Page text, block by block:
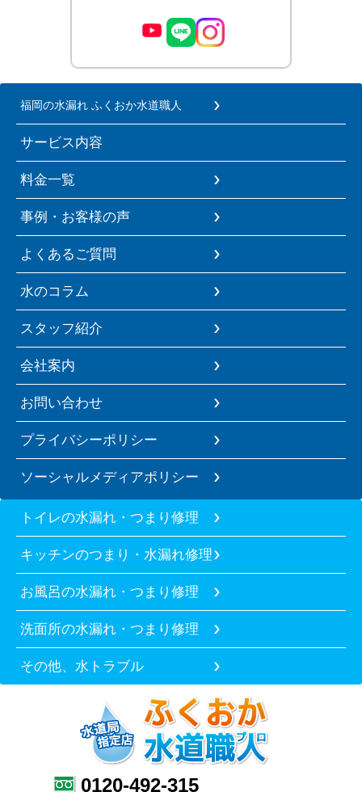
福岡の水漏れ ふくおか水道職人
サービス内容
料金一覧
事例・お客様の声
よくあるご質問
水のコラム
スタッフ紹介
会社案内
お問い合わせ
プライバシーポリシー
ソーシャルメディアポリシー
トイレの水漏れ・つまり修理
キッチンのつまり・水漏れ修理
お風呂の水漏れ・つまり修理
洗面所の水漏れ・つまり修理
その他、水トラブル
0120-492-315